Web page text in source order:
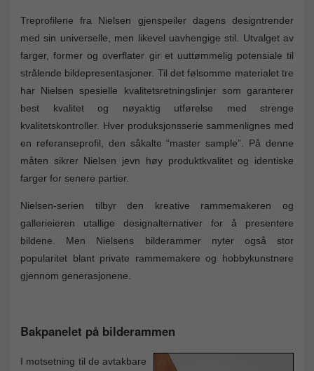
Treprofilene fra Nielsen gjenspeiler dagens designtrender
med sin universelle, men likevel uavhengige stil. Utvalget av
farger, former og overflater gir et uuttømmelig potensiale til
strålende bildepresentasjoner. Til det følsomme materialet tre
har Nielsen spesielle kvalitetsretningslinjer som garanterer
best kvalitet og nøyaktig utførelse med strenge
kvalitetskontroller. Hver produksjonsserie sammenlignes med
en referanseprofil, den såkalte “master sample”. På denne
måten sikrer Nielsen jevn høy produktkvalitet og identiske
farger for senere partier.
Nielsen-serien tilbyr den kreative rammemakeren og
gallerieieren utallige designalternativer for å presentere
bildene. Men Nielsens bilderammer nyter også stor
popularitet blant private rammemakere og hobbykunstnere
gjennom generasjonene.
Bakpanelet på bilderammen
I motsetning til de avtakbare